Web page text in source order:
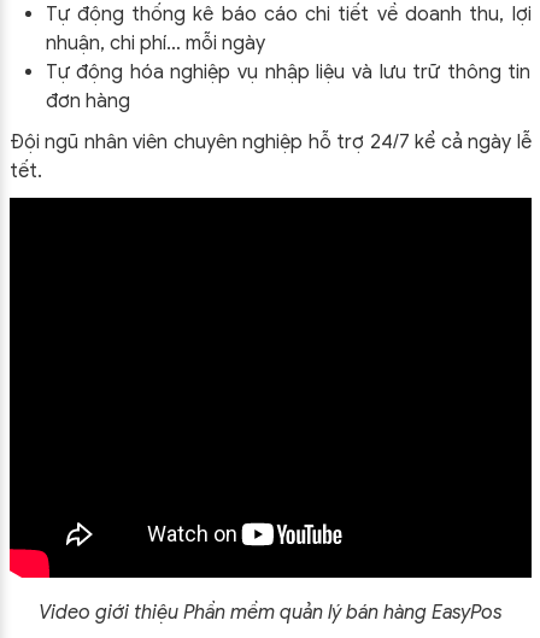
Tự động thống kê báo cáo chi tiết về doanh thu, lợi
nhuận, chi phí… mỗi ngày
Tự động hóa nghiệp vụ nhập liệu và lưu trữ thông tin
đơn hàng
Đội ngũ nhân viên chuyên nghiệp hỗ trợ 24/7 kể cả ngày lễ
tết.
Video giới thiệu Phần mềm quản lý bán hàng EasyPos